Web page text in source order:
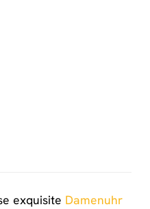
exquisite Damenuhr